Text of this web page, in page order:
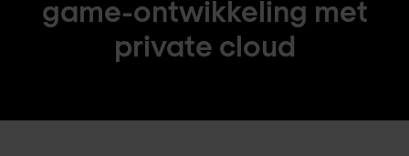
game-ontwikkeling met
private cloud